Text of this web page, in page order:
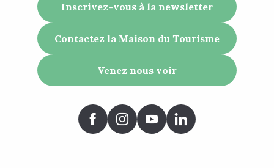
Inscrivez-vous à la newsletter
Contactez la Maison du Tourisme
Venez nous voir